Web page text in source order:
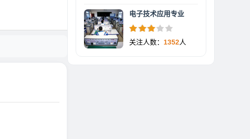
电子技术应用专业
关注人数： 1352人